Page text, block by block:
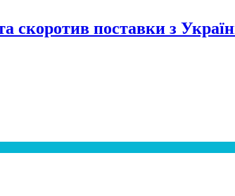
скоротив поставки з